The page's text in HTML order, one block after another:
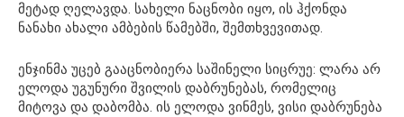
მეტად ღელავდა. სახელი ნაცნობი იყო, ის ჰქონდა
ნანახი ახალი ამბების წამებში, შემთხვევითად.
ენჯინმა უცებ გააცნობიერა საშინელი სიცრუე: ლარა არ
ელოდა უგუნური შვილის დაბრუნებას, რომელიც
მიტოვა და დაბომბა. ის ელოდა ვინმეს, ვისი დაბრუნება